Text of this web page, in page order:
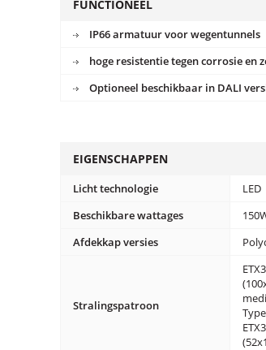
FUNCTIONEEL
IP66 armatuur voor wegentunnels
hoge resistentie tegen corrosie en
Optioneel beschikbaar in DALI
EIGENSCHAPPEN
Licht technologie
LED
Beschikbare wattages
Afdekkap versies
Stralingspatroon